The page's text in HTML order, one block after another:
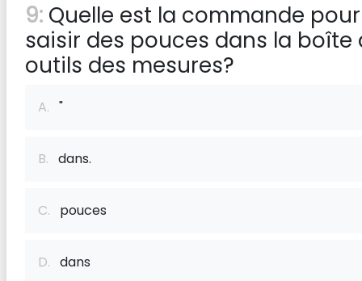
9: Quelle est la commande pour
saisir des pouces dans la boîte
outils des mesures?
A. "
B. dans.
C. pouces
D. dans